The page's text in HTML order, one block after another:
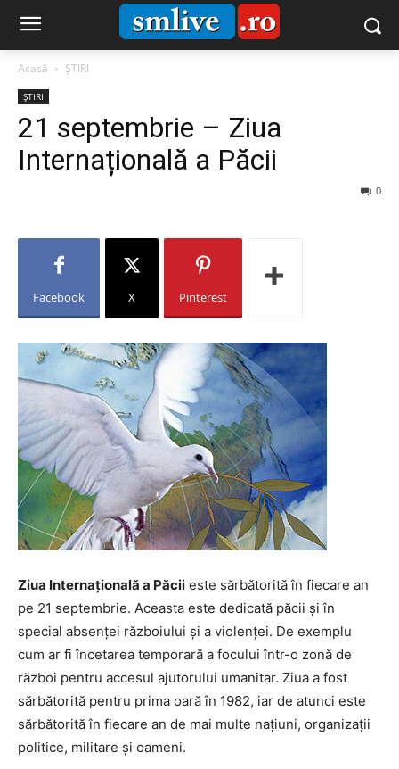
Acasă ȘTIRI
ȘTIRI
21 septembrie – Ziua
Internațională a Păcii
0
Facebook X Pinterest
Ziua Internațională a Păcii este sărbătorită în fiecare an
pe 21 septembrie. Aceasta este dedicată păcii și în
special absenței războiului și a violenței. De exemplu
cum ar fi încetarea temporară a focului într-o zonă de
război pentru accesul ajutorului umanitar. Ziua a fost
sărbătorită pentru prima oară în 1982, iar de atunci este
sărbătorită în fiecare an de mai multe națiuni, organizații
politice, militare și oameni.